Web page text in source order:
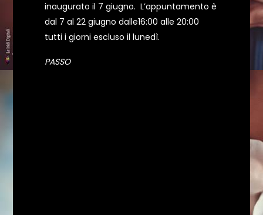
inaugurato il 7 giugno. L’appuntamento è
dal 7 al 22 giugno dalle16:00 alle 20:00
tutti i giorni escluso il lunedì.
PASSO